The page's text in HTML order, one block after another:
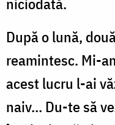
După o lună,
reamintesc. Mi-
acest lucru l-ai
naiv… Du-te să